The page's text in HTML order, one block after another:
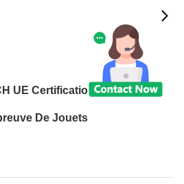
UE Certification Chimique
De Jouets